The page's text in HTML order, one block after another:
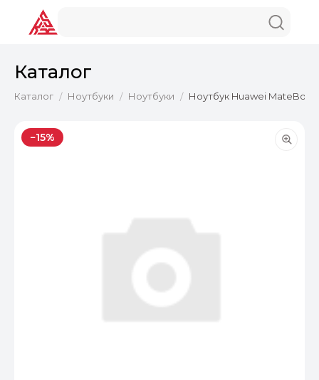
Каталог
Каталог / Ноутбуки / Ноутбуки / Ноутбук Huawei MateBook
−15%